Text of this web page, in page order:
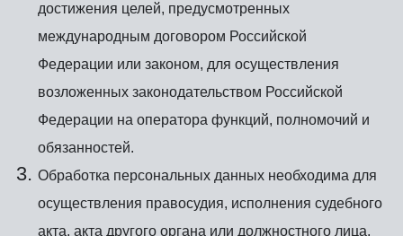
достижения целей, предусмотренных
международным договором Российской
Федерации или законом, для осуществления
возложенных законодательством Российской
Федерации на оператора функций, полномочий и
обязанностей.
Обработка персональных данных необходима для
осуществления правосудия, исполнения судебного
акта, акта другого органа или должностного лица,